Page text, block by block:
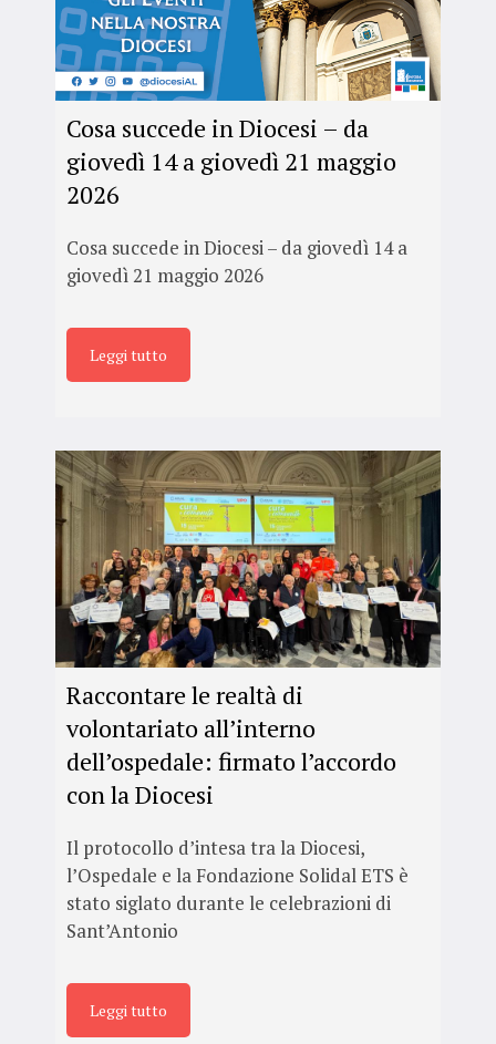
Cosa succede in Diocesi – da
giovedì 14 a giovedì 21 maggio
2026
Cosa succede in Diocesi – da giovedì 14 a
giovedì 21 maggio 2026
Leggi tutto
Raccontare le realtà di
volontariato all’interno
dell’ospedale: firmato l’accordo
con la Diocesi
Il protocollo d’intesa tra la Diocesi,
l’Ospedale e la Fondazione Solidal ETS è
stato siglato durante le celebrazioni di
Sant’Antonio
Leggi tutto